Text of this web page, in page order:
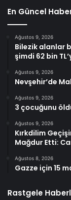
En Güncel
Ağustos 9, 2026
Bilezik alanlar
şimdi 62 bin
Ağustos 9, 2026
Nevşehir’de
Ağustos 9, 2026
3 çocuğunu
Ağustos 9, 2026
Kırkdilim
Mağdur Etti:
Ağustos 8, 2026
Gazze için 15
Rastgele